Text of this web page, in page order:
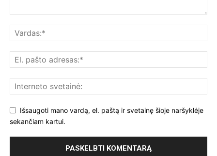
Išsaugoti mano vardą, el. paštą ir svetainę šioje naršyklėje
sekančiam kartui.